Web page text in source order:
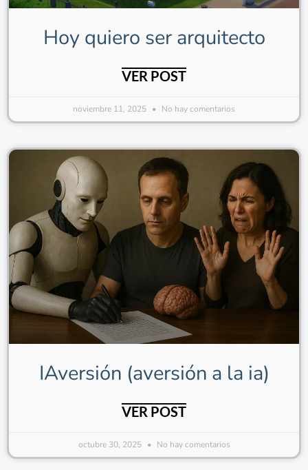
Hoy quiero ser arquitecto
VER POST
noviembre 11, 2025 No hay comentarios
IAversión (aversión a la ia)
VER POST
octubre 30, 2025 No hay comentarios